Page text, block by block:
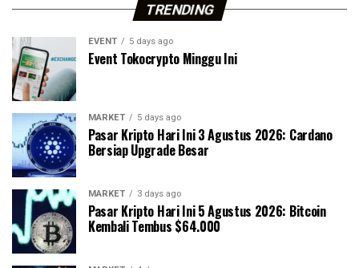
TRENDING
EVENT 5 days ago
Event Tokocrypto Minggu Ini
MARKET 5 days ago
Pasar Kripto Hari Ini 3 Agustus 2026: Cardano
Bersiap Upgrade Besar
MARKET 3 days ago
Pasar Kripto Hari Ini 5 Agustus 2026: Bitcoin
Kembali Tembus $64.000